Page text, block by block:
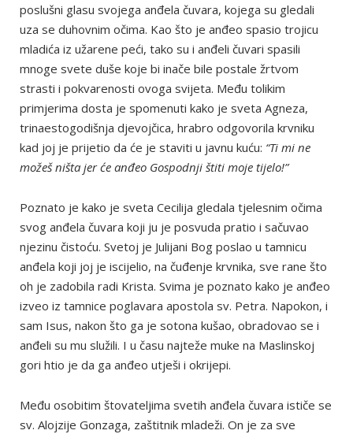
poslušni glasu svojega anđela čuvara, kojega su gledali
uza se duhovnim očima. Kao što je anđeo spasio trojicu
mladića iz užarene peći, tako su i anđeli čuvari spasili
mnoge svete duše koje bi inače bile postale žrtvom
strasti i pokvarenosti ovoga svijeta. Među tolikim
primjerima dosta je spomenuti kako je sveta Agneza,
trinaestogodišnja djevojčica, hrabro odgovorila krvniku
kad joj je prijetio da će je staviti u javnu kuću: “Ti mi ne
možeš ništa jer će anđeo Gospodnji štiti moje tijelo!”
Poznato je kako je sveta Cecilija gledala tjelesnim očima
svog anđela čuvara koji ju je posvuda pratio i sačuvao
njezinu čistoću. Svetoj je Julijani Bog poslao u tamnicu
anđela koji joj je iscijelio, na čuđenje krvnika, sve rane što
oh je zadobila radi Krista. Svima je poznato kako je anđeo
izveo iz tamnice poglavara apostola sv. Petra. Napokon, i
sam Isus, nakon što ga je sotona kušao, obradovao se i
anđeli su mu služili. I u času najteže muke na Maslinskoj
gori htio je da ga anđeo utješi i okrijepi.
Među osobitim štovateljima svetih anđela čuvara ističe se
sv. Alojzije Gonzaga, zaštitnik mladeži. On je za sve